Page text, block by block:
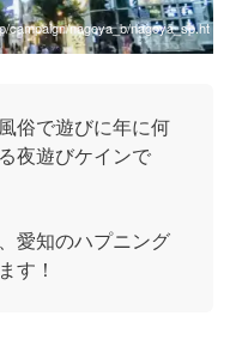
campaign/nagoya_b/nagoya_sp.ht
俗で遊びに年に何
夜遊びケインで
愛知のハプニング
す！